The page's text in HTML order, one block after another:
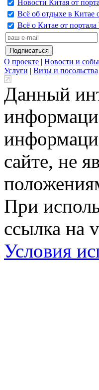
Новости Китая от
Всё об отдыхе в Китае
Всё о Китае от
О проекте | Новости и
Услуги | Визы и посольства
Данный
сайте, не
При
ссылка на
Условия